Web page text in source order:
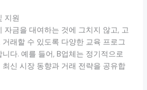
지원
자금을 대여하는 것에 그치지 않고, 고
래할 수 있도록 다양한 교육 프로그
다. 예를 들어, B업체는 정기적으로
신 시장 동향과 거래 전략을 공유합